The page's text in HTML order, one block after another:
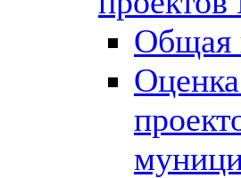
Общая